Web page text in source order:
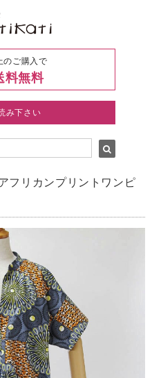
ご購入で
料無料
み下さい
フリカンプリントワンピ